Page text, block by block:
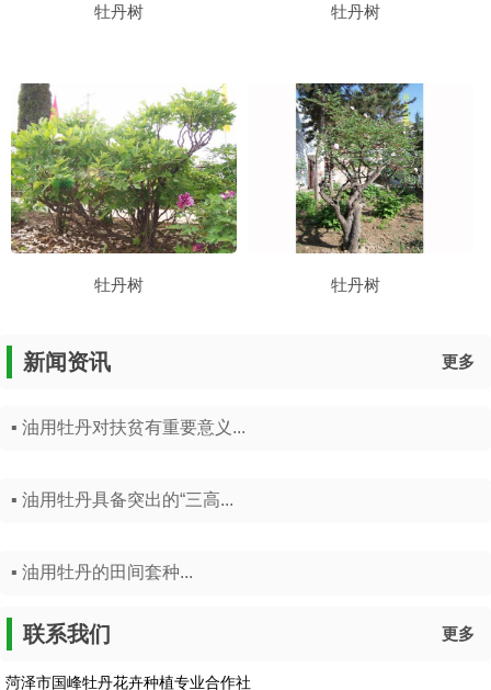
牡丹树 牡丹树
牡丹树 牡丹树
新闻资讯 更多
▪ 油用牡丹对扶贫有重要意义...
▪ 油用牡丹具备突出的“三高...
▪ 油用牡丹的田间套种...
联系我们 更多
菏泽市国峰牡丹花卉种植专业合作社